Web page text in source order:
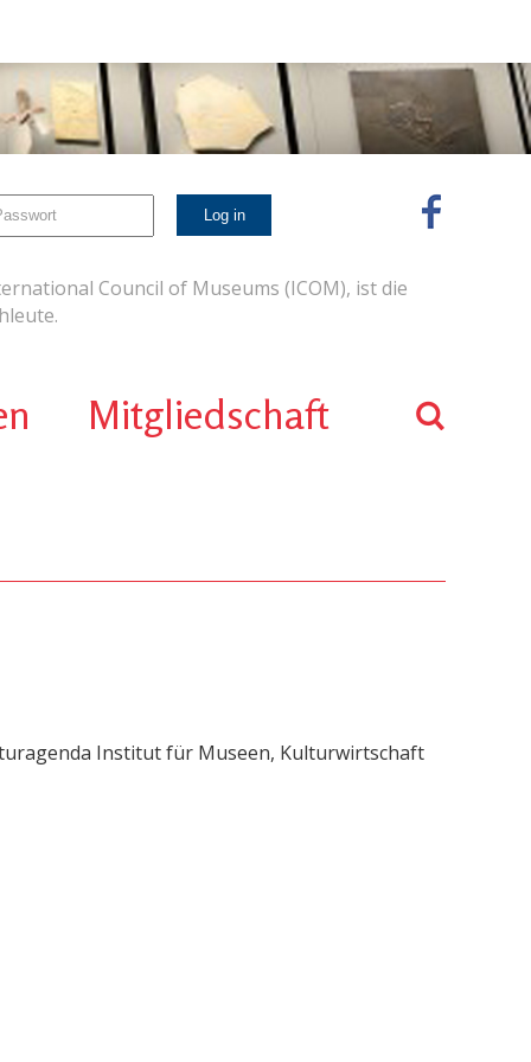
Council of Museums (ICOM), ist die
Mitgliedschaft
Institut für Museen, Kulturwirtschaft